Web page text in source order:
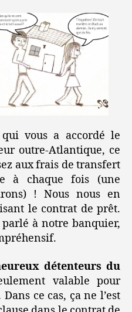
vous a accordé le
outre-Atlantique, ce
aux frais de transfert
à chaque fois (une
! Nous nous en
le contrat de prêt.
à notre banquier,
détenteurs du
valable pour
ce cas, ça ne l’est